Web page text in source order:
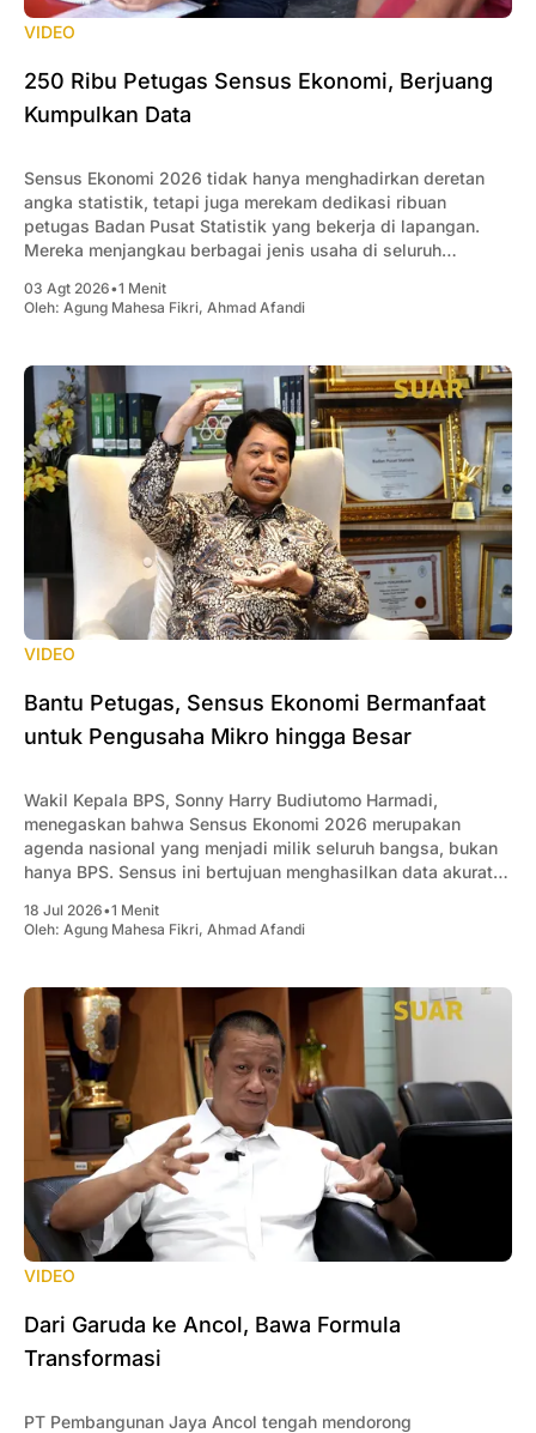
VIDEO
250 Ribu Petugas Sensus Ekonomi, Berjuang
Kumpulkan Data
Sensus Ekonomi 2026 tidak hanya menghadirkan deretan
angka statistik, tetapi juga merekam dedikasi ribuan
petugas Badan Pusat Statistik yang bekerja di lapangan.
Mereka menjangkau berbagai jenis usaha di seluruh
perusahaan berskala besar, untuk memastikan setiap
aktivitas ekonomi tercatat secara menyeluruh. Dalam
03 Agt 2026•1 Menit
Oleh: Agung Mahesa Fikri, Ahmad Afandi
VIDEO
Bantu Petugas, Sensus Ekonomi Bermanfaat
untuk Pengusaha Mikro hingga Besar
Wakil Kepala BPS, Sonny Harry Budiutomo Harmadi,
menegaskan bahwa Sensus Ekonomi 2026 merupakan
agenda nasional yang menjadi milik seluruh bangsa, bukan
hanya BPS. Sensus ini bertujuan menghasilkan data akurat
dasar penyusunan kebijakan pemerintah, sekaligus menjadi
18 Jul 2026•1 Menit
Oleh: Agung Mahesa Fikri, Ahmad Afandi
VIDEO
Dari Garuda ke Ancol, Bawa Formula
Transformasi
PT Pembangunan Jaya Ancol tengah mendorong